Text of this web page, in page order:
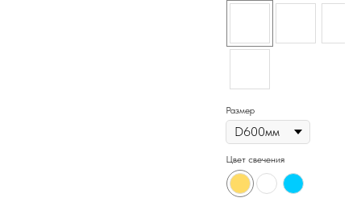
Размер
Цвет свечения